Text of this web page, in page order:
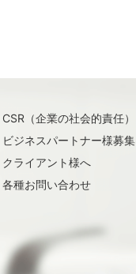
CSR（企業の社会的責任）
ビジネスパートナー様募集
クライアント様へ
各種お問い合わせ